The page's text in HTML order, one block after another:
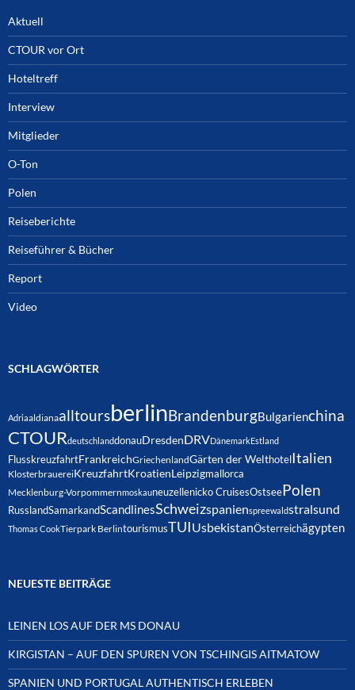
Aktuell
CTOUR vor Ort
Hoteltreff
Interview
Mitglieder
O-Ton
Polen
Reiseberichte
Reiseführer & Bücher
Report
Video
SCHLAGWÖRTER
AdriaaldianaalltoursberlinBrandenburgBulgarienchina
CTOURdeutschlanddonauDresdenDRVDänemarkEstland
FlusskreuzfahrtFrankreichGriechenlandGärten der Welthotel Italien
KlosterbrauereiKreuzfahrtKroatienLeipzigmallorca
Mecklenburg-Vorpommernmoskauneuzellenicko CruisesOstseePolen
RusslandSamarkandScandlinesSchweizspanienspreewaldstralsund
Thomas CookTierpark BerlintourismusTUIUsbekistanÖsterreichägypten
NEUESTE BEITRÄGE
LEINEN LOS AUF DER MS DONAU
KIRGISTAN – AUF DEN SPUREN VON TSCHINGIS AITMATOW
SPANIEN UND PORTUGAL AUTHENTISCH ERLEBEN